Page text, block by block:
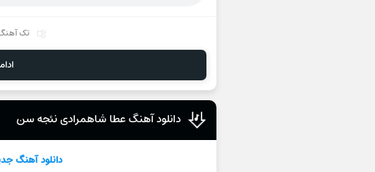
تک
دانلود آهنگ عطا شاهمرادی نئجه سن
دانلود آهنگ